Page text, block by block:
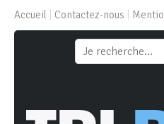
Accueil Contactez-nous